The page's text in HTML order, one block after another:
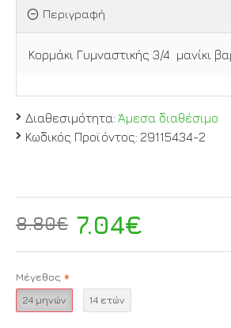
Περιγραφή
Κορμάκι Γυμναστικής 3/4 μανίκι
Διαθεσιμότητα: Άμεσα διαθέσιμο
Κωδικός Προϊόντος: 29115434-2
7.04€
8.80€
Μέγεθος
24 μηνών
14 ετών